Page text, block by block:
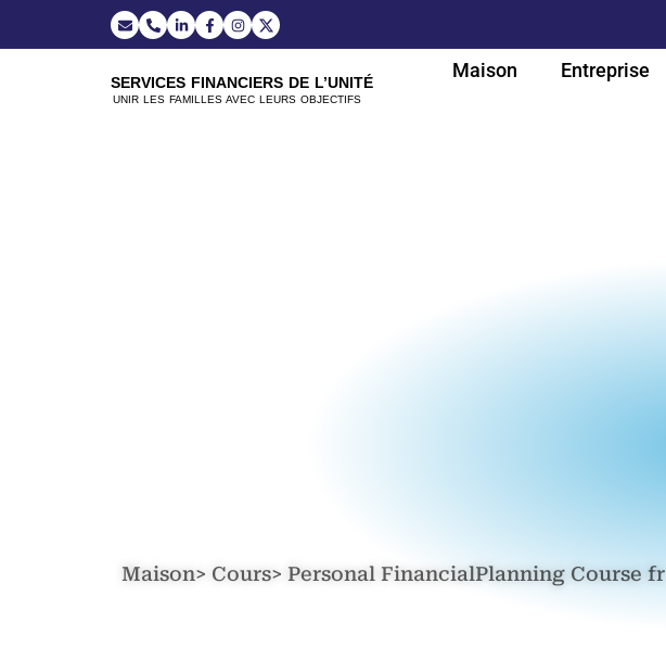
SERVICES FINANCIERS DE L’UNITÉ
UNIR LES FAMILLES AVEC LEURS OBJECTIFS
Maison Entreprise
Maison> Cours> Personal FinancialPlanning Course fr